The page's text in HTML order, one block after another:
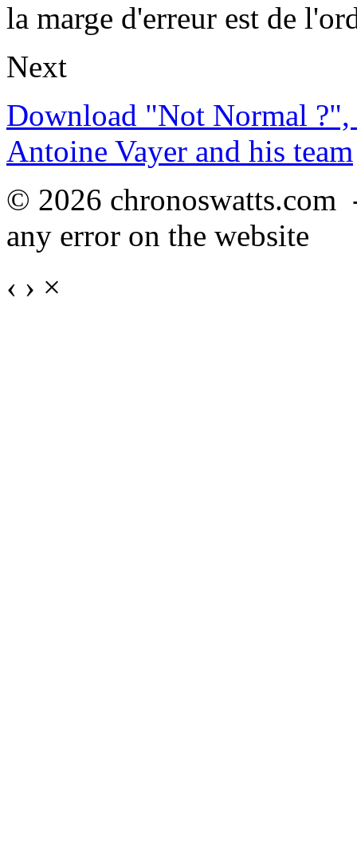
la marge d'erreur est de
Next
Download "Not Normal ?",
Antoine Vayer and his team
© 2026
any error on the website
‹ › ×